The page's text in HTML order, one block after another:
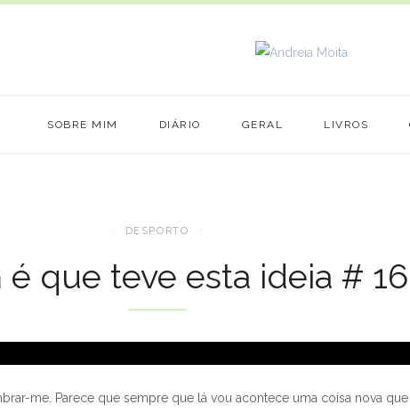
SOBRE MIM DIÁRIO GERAL LIVROS
DESPORTO
é que teve esta ideia # 16
me. Parece que sempre que lá vou acontece uma coisa nova